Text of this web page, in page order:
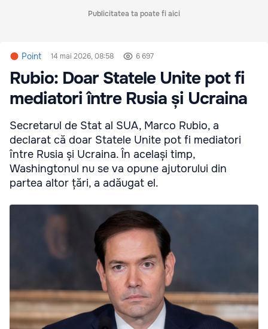
Publicitatea ta poate fi aici
Point 14 mai 2026, 08:58 6 697
Rubio: Doar Statele Unite pot fi
mediatori între Rusia și Ucraina
Secretarul de Stat al SUA, Marco Rubio, a
declarat că doar Statele Unite pot fi mediatori
între Rusia și Ucraina. În același timp,
Washingtonul nu se va opune ajutorului din
partea altor țări, a adăugat el.